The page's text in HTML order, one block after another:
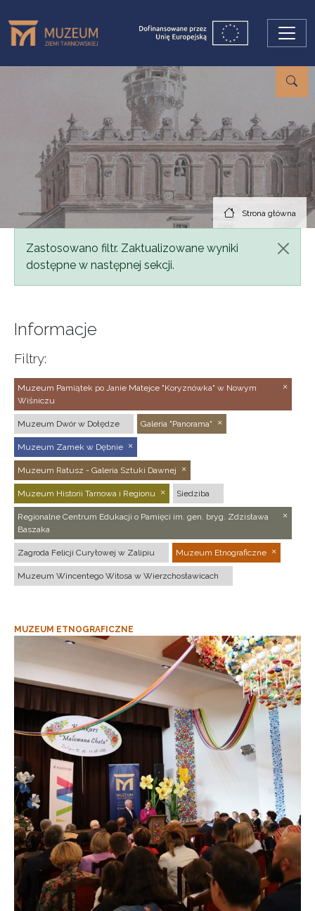
Strona główna
Komunikat
Zastosowano filtr. Zaktualizowane wyniki
dostępne w następnej sekcji.
Informacje
Filtry:
Muzeum Pamiątek po Janie Matejce "Koryznówka" w Nowym
Wiśniczu
Muzeum Dwór w Dołędze Galeria "Panorama"
Muzeum Zamek w Dębnie
Muzeum Ratusz - Galeria Sztuki Dawnej
Muzeum Historii Tarnowa i Regionu Siedziba
Regionalne Centrum Edukacji o Pamięci im. gen. bryg. Zdzisława
Baszaka
Zagroda Felicji Curyłowej w Zalipiu Muzeum Etnograficzne
Muzeum Wincentego Witosa w Wierzchosławicach
MUZEUM ETNOGRAFICZNE